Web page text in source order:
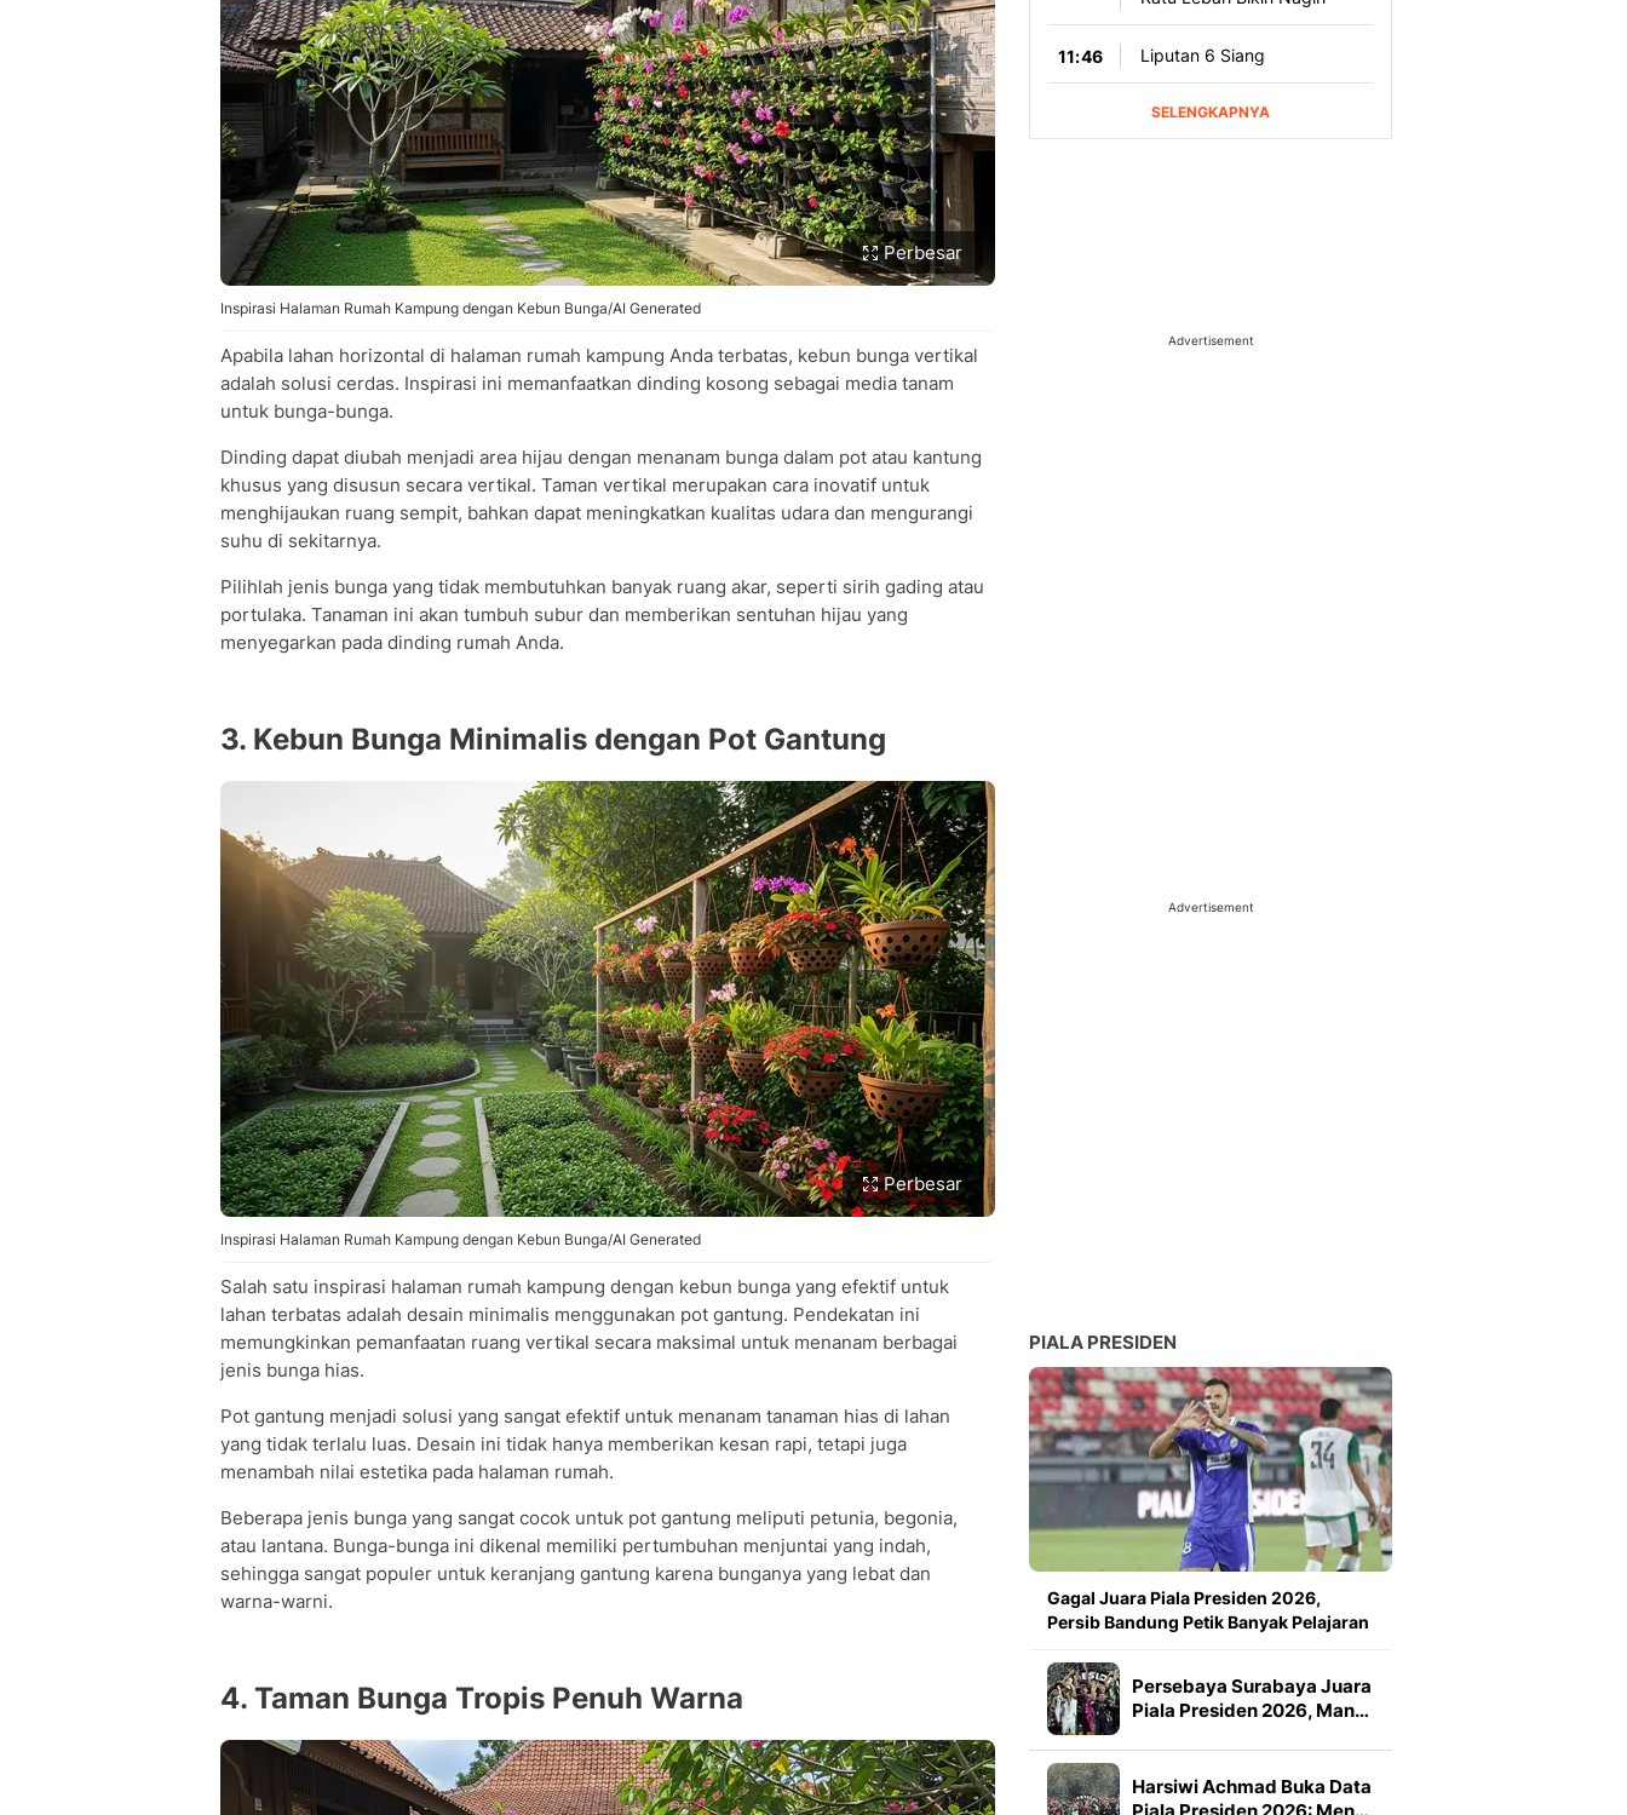
Perbesar
Inspirasi Halaman Rumah Kampung dengan Kebun Bunga/AI Generated
Apabila lahan horizontal di halaman rumah kampung Anda terbatas, kebun bunga vertikal
adalah solusi cerdas. Inspirasi ini memanfaatkan dinding kosong sebagai media tanam
untuk bunga-bunga.
Dinding dapat diubah menjadi area hijau dengan menanam bunga dalam pot atau kantung
khusus yang disusun secara vertikal. Taman vertikal merupakan cara inovatif untuk
menghijaukan ruang sempit, bahkan dapat meningkatkan kualitas udara dan mengurangi
suhu di sekitarnya.
Pilihlah jenis bunga yang tidak membutuhkan banyak ruang akar, seperti sirih gading atau
portulaka. Tanaman ini akan tumbuh subur dan memberikan sentuhan hijau yang
menyegarkan pada dinding rumah Anda.
3. Kebun Bunga Minimalis dengan Pot Gantung
Perbesar
Inspirasi Halaman Rumah Kampung dengan Kebun Bunga/AI Generated
Salah satu inspirasi halaman rumah kampung dengan kebun bunga yang efektif untuk
lahan terbatas adalah desain minimalis menggunakan pot gantung. Pendekatan ini
memungkinkan pemanfaatan ruang vertikal secara maksimal untuk menanam berbagai
jenis bunga hias.
Pot gantung menjadi solusi yang sangat efektif untuk menanam tanaman hias di lahan
yang tidak terlalu luas. Desain ini tidak hanya memberikan kesan rapi, tetapi juga
menambah nilai estetika pada halaman rumah.
Beberapa jenis bunga yang sangat cocok untuk pot gantung meliputi petunia, begonia,
atau lantana. Bunga-bunga ini dikenal memiliki pertumbuhan menjuntai yang indah,
sehingga sangat populer untuk keranjang gantung karena bunganya yang lebat dan
warna-warni.
4. Taman Bunga Tropis Penuh Warna
Advertisement
Advertisement
PIALA PRESIDEN
Gagal Juara Piala Presiden 2026,
Persib Bandung Petik Banyak Pelajaran
Persebaya Surabaya Juara
Piala Presiden 2026, Man…
Harsiwi Achmad Buka Data